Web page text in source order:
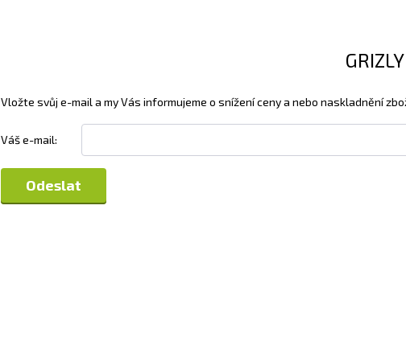
Vložte svůj e-mail a my Vás informujeme o snížení ceny a nebo naskladnění
Váš e-mail: